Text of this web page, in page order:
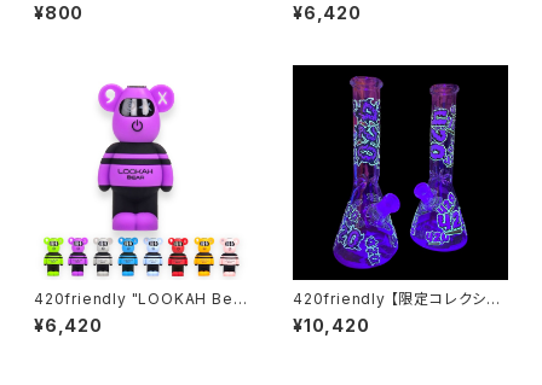
l Cones - コーン (KING siz
e)
¥800
ey Pipe" ジェットパル / JET P
AL (スクリーン10枚付き)
¥6,420
420friendly "LOOKAH Bea
r" コンパクト×高性能 510 カー
トバッテリー
¥6,420
420friendly 【限定コレクショ
ン】Glow in Dark 420 Beake
r Bong -ガラスボング（25cm）
¥10,420